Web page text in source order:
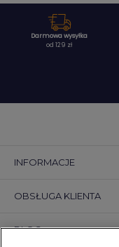
Darmowa wysyłka
od 129 zł
INFORMACJE
OBSŁUGA KLIENTA
BLOG